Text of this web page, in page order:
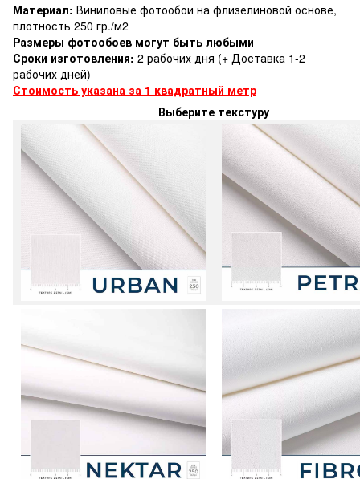
Материал: Виниловые фотообои на флизелиновой основе,
плотность 250 гр./м2
Размеры фотообоев могут быть любыми
Сроки изготовления: 2 рабочих дня (+ Доставка 1-2
рабочих дней)
Стоимость указана за 1 квадратный метр
Выберите текстуру